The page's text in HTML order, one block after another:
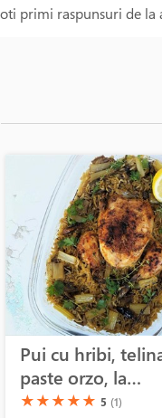
primi raspunsuri de la
Pui cu hribi,
paste orzo, la
cuptor
(*)
★(*)
★(*)
★(*)
★(*)
★ 5 (1)